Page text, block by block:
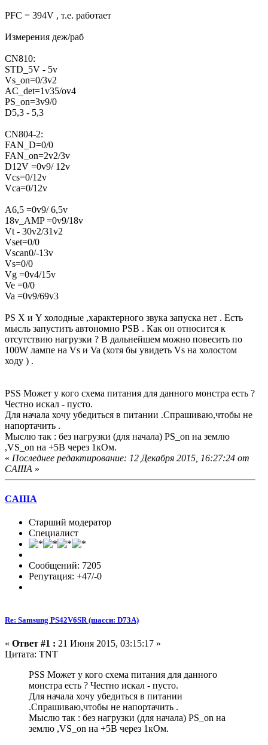
PFC = 394V , т.е. работает
Измерения деж/раб
CN810:
STD_5V - 5v
Vs_on=0/3v2
AC_det=1v35/ov4
PS_on=3v9/0
D5,3 - 5,3
CN804-2:
FAN_D=0/0
FAN_on=2v2/3v
D12V =0v9/ 12v
Vcs=0/12v
Vca=0/12v
A6,5 =0v9/ 6,5v
18v_AMP =0v9/18v
Vt - 30v2/31v2
Vset=0/0
Vscan0/-13v
Vs=0/0
Vg =0v4/15v
Ve =0/0
Va =0v9/69v3
PS Х и Y холодные ,характерного звука запуска нет . Есть
мысль запустить автономно PSB . Как он относится к
отсутствию нагрузки ? В дальнейшем можно повесить по
100W лампе на Vs и Va (хотя бы увидеть Vs на холостом
ходу ) .
PSS Может у кого схема питания для данного монстра есть ?
Честно искал - пусто.
Для начала хочу убедиться в питании .Спрашиваю,чтобы не
напортачить .
Мыслю так : без нагрузки (для начала) PS_on на землю
,VS_on на +5В через 1кОм.
« Последнее редактирование: 12 Декабря 2015, 16:27:24 от
CAIIIA »
CAIIIA
Старший модератор
Специалист
Сообщений: 7205
Репутация: +47/-0
Re: Samsung PS42V6SR (шасси: D73A)
« Ответ #1 : 21 Июня 2015, 03:15:17 »
Цитата: TNT
PSS Может у кого схема питания для данного
монстра есть ? Честно искал - пусто.
Для начала хочу убедиться в питании
.Спрашиваю,чтобы не напортачить .
Мыслю так : без нагрузки (для начала) PS_on на
землю ,VS_on на +5В через 1кОм.